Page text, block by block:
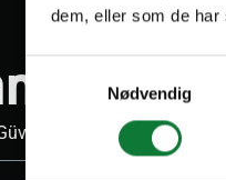
dem, eller som de har
Nødvendig
tercih edildi.